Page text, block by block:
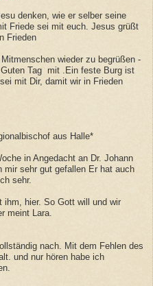
denken, wie er selber seine
Friede sei mit euch. Jesus grüßt
Frieden
wieder zu begrüßen -
Tag mit .Ein feste Burg ist
mit Dir, damit wir in Frieden
aus Halle*
in Angedacht an Dr. Johann
mir sehr gut gefallen Er hat auch
sehr.
ihm, hier. So Gott will und wir
meint Lara.
nach. Mit dem Fehlen des
und nur hören habe ich